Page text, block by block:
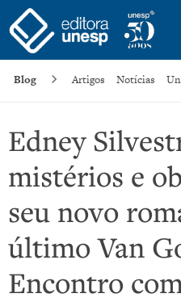
Blog Artigos Notícias
Edney
mistérios e
seu novo
último Van
Encontro